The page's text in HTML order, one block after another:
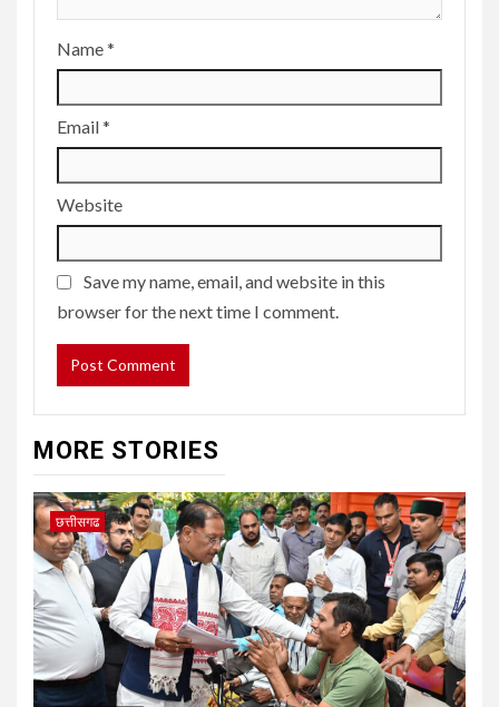
Name*
Email*
Website
Save my name, email, and website in this
browser for the next time I comment.
MORE STORIES
छत्तीसगढ